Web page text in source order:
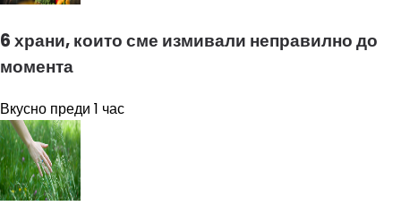
6 храни, които сме измивали неправилно до
момента
Вкусно преди 1 час